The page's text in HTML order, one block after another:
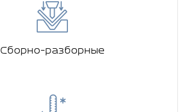
Сборно-разборные